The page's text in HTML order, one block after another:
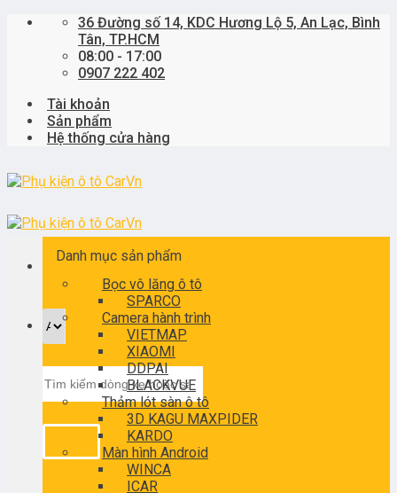
Skip
36 Đường số 14, KDC Hương Lộ 5, An Lạc, Bình
Tân, TP.HCM
08:00 - 17:00
0907 222 402
Tài khoản
Sản phẩm
Hệ thống cửa hàng
kiếm:
Danh mục sản phẩm
Bọc vô lăng ô tô
SPARCO
Camera hành trình
VIETMAP
XIAOMI
DDPAI
BLACKVUE
Thảm lót sàn ô tô
3D KAGU MAXPIDER
KARDO
Màn hình Android
WINCA
ICAR